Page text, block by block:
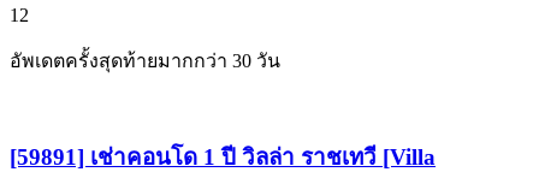
12
อัพเดตครั้งสุดท้ายมากกว่า 30 วัน
[59891] เช่าคอนโด 1 ปี วิลล่า ราชเทวี [Villa